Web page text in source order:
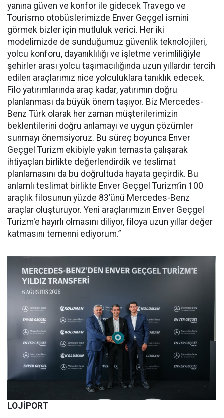
yanına güven ve konfor ile gidecek Travego ve
Tourismo otobüslerimizde Enver Geçgel ismini
görmek bizler için mutluluk verici. Her iki
modelimizde de sunduğumuz güvenlik teknolojileri,
yolcu konforu, dayanıklılığı ve işletme verimliliğiyle
şehirler arası yolcu taşımacılığında uzun yıllardır tercih
edilen araçlarımız nice yolculuklara tanıklık edecek.
Filo yatırımlarında araç kadar, yatırımın doğru
planlanması da büyük önem taşıyor. Biz Mercedes-
Benz Türk olarak her zaman müşterilerimizin
beklentilerini doğru anlamayı ve uygun çözümler
sunmayı önemsiyoruz. Bu süreç boyunca Enver
Geçgel Turizm ekibiyle yakın temasta çalışarak
ihtiyaçları birlikte değerlendirdik ve teslimat
planlamasını da bu doğrultuda hayata geçirdik. Bu
anlamlı teslimat birlikte Enver Geçgel Turizm’in 100
araçlık filosunun yüzde 83’ünü Mercedes-Benz
araçlar oluşturuyor. Yeni araçlarımızın Enver Geçgel
Turizm'e hayırlı olmasını diliyor, filoya uzun yıllar değer
katmasını temenni ediyorum.”
LOJİPORT